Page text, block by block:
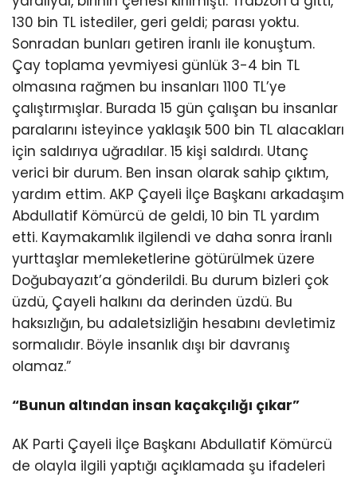
130 bin TL istediler, geri geldi; parası yoktu.
Sonradan bunları getiren İranlı ile konuştum.
Çay toplama yevmiyesi günlük 3-4 bin TL
olmasına rağmen bu insanları 1100 TL’ye
çalıştırmışlar. Burada 15 gün çalışan bu insanlar
paralarını isteyince yaklaşık 500 bin TL alacakları
için saldırıya uğradılar. 15 kişi saldırdı. Utanç
verici bir durum. Ben insan olarak sahip çıktım,
yardım ettim. AKP Çayeli İlçe Başkanı arkadaşım
Abdullatif Kömürcü de geldi, 10 bin TL yardım
etti. Kaymakamlık ilgilendi ve daha sonra İranlı
yurttaşlar memleketlerine götürülmek üzere
Doğubayazıt’a gönderildi. Bu durum bizleri çok
üzdü, Çayeli halkını da derinden üzdü. Bu
haksızlığın, bu adaletsizliğin hesabını devletimiz
sormalıdır. Böyle insanlık dışı bir davranış
olamaz.”
“Bunun altından insan kaçakçılığı çıkar”
AK Parti Çayeli İlçe Başkanı Abdullatif Kömürcü
de olayla ilgili yaptığı açıklamada şu ifadeleri